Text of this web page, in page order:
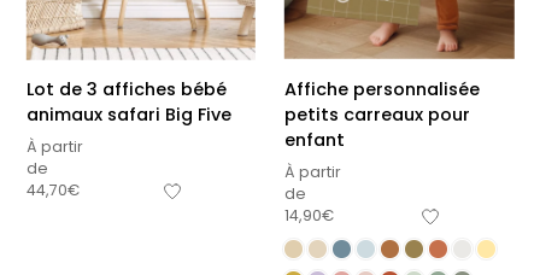
Lot de 3 affiches bébé
animaux safari Big Five
À partir
de
44,70€
Affiche personnalisée
petits carreaux pour
enfant
À partir
de
14,90€